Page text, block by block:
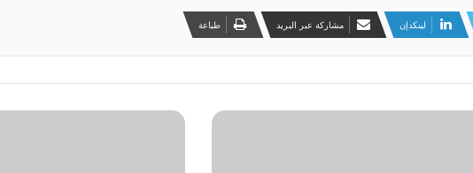
لينكدإن مشاركة عبر البريد طباعة